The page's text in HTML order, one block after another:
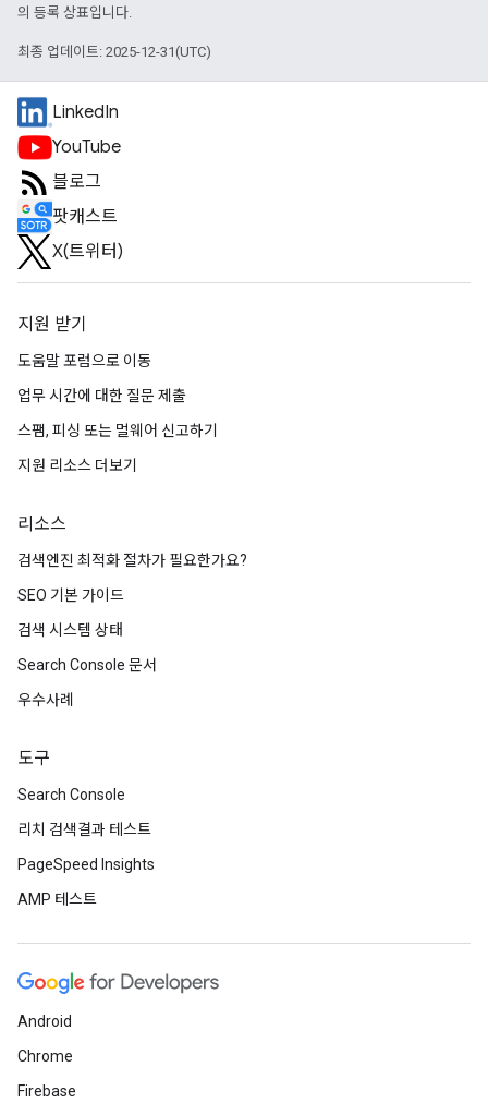
의 등록 상표입니다.
최종 업데이트: 2025-12-31(UTC)
LinkedIn
YouTube
블로그
팟캐스트
X(트위터)
지원 받기
도움말 포럼으로 이동
업무 시간에 대한 질문 제출
스팸, 피싱 또는 멀웨어 신고하기
지원 리소스 더보기
리소스
검색엔진 최적화 절차가 필요한가요?
SEO 기본 가이드
검색 시스템 상태
Search Console 문서
우수사례
도구
Search Console
리치 검색결과 테스트
PageSpeed Insights
AMP 테스트
Android
Chrome
Firebase